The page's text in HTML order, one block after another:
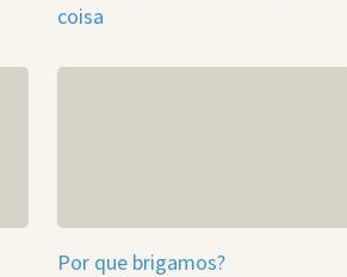
coisa
Por que brigamos?